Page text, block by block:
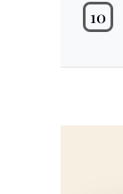
10